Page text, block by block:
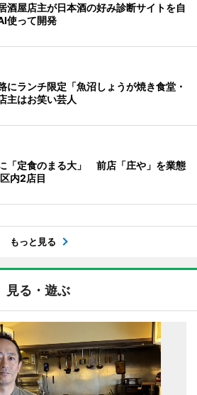
酒屋店主が日本酒の好み診断サイトを自
使って開発
にランチ限定「魚沼しょうが焼き食堂・
はお笑い芸人
「定食のまる大」 前店「庄や」を業態
内2店目
もっと見る
見る・遊ぶ